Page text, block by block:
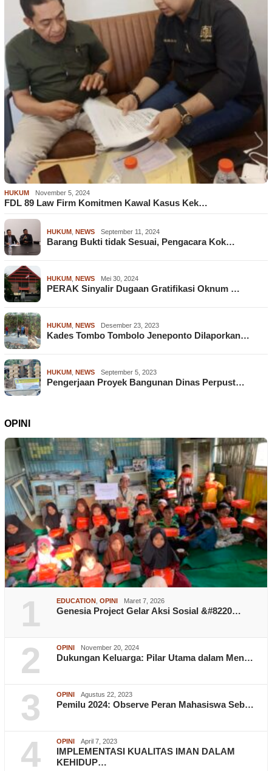
HUKUM November 5, 2024
FDL 89 Law Firm Komitmen Kawal Kasus Kek…
HUKUM NEWS September 11, 2024
Barang Bukti tidak Sesuai, Pengacara Kok…
HUKUM NEWS Mei 30, 2024
PERAK Sinyalir Dugaan Gratifikasi Oknum …
HUKUM NEWS Desember 23, 2023
Kades Tombo Tombolo Jeneponto Dilaporkan…
HUKUM NEWS September 5, 2023
Pengerjaan Proyek Bangunan Dinas Perpust…
OPINI
1 EDUCATION OPINI Maret 7, 2026
Genesia Project Gelar Aksi Sosial &#8220…
2 OPINI November 20, 2024
Dukungan Keluarga: Pilar Utama dalam Men…
3 OPINI Agustus 22, 2023
Pemilu 2024: Observe Peran Mahasiswa Seb…
4 OPINI April 7, 2023
IMPLEMENTASI KUALITAS IMAN DALAM
KEHIDUP…